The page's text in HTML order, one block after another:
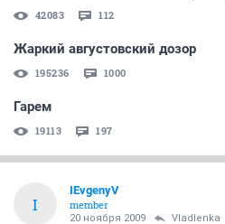
42083 112
Жаркий августовский дозор
195236 1000
Гарем
19113 197
I
IEvgenyV
member
20 ноября 2009 Vladlenka